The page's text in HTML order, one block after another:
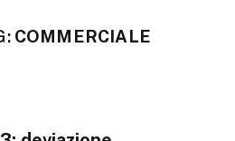
COMMERCIALE